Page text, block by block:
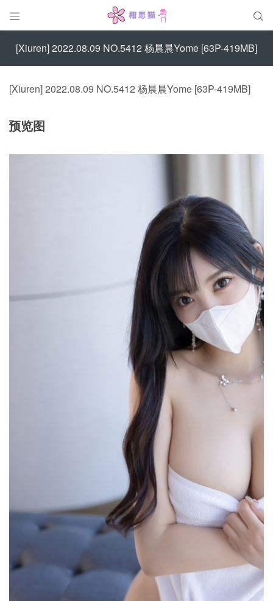
 
[Xiuren] 2022.08.09 NO.5412 杨晨晨Yome [63P-419MB]
[Xiuren] 2022.08.09 NO.5412 杨晨晨Yome [63P-419MB]
预览图